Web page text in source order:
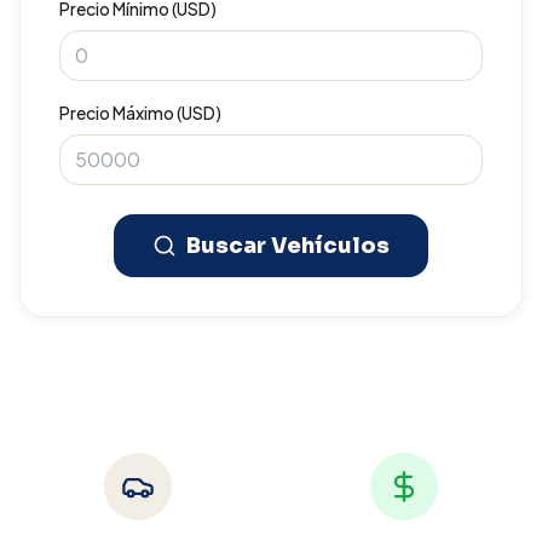
Precio Mínimo (USD)
Precio Máximo (USD)
Buscar Vehículos